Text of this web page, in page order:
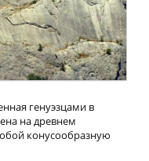
генуэзцами в
на древнем
конусообразную